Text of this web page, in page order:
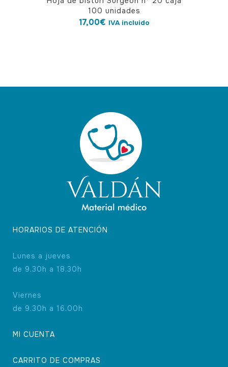
100 unidades
17,00€ IVA incluido
HORARIOS DE ATENCIÓN
Lunes a jueves
de 9.30h a 18.30h
Viernes
de 9.30h a 16.00h
MI CUENTA
CARRITO DE COMPRAS